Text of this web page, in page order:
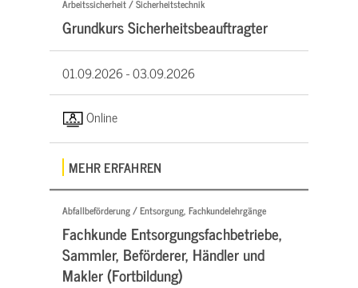
Arbeitssicherheit / Sicherheitstechnik
Grundkurs Sicherheitsbeauftragter
01.09.2026 -03.09.2026
Online
MEHR ERFAHREN
Abfallbeförderung / Entsorgung, Fachkundelehrgänge
Fachkunde Entsorgungsfachbetriebe,
Sammler, Beförderer, Händler und
Makler (Fortbildung)